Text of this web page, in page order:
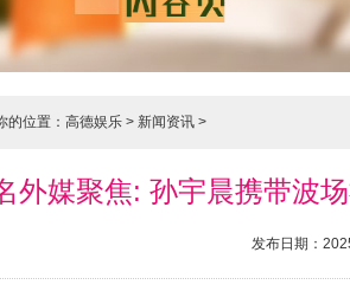
的位置： 高德娱乐 > 新闻资讯 >
外媒聚焦: 孙宇晨携带波
发布日期：